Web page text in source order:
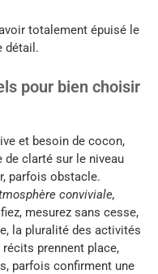
totalement épuisé le
détail.
pour bien choisir
et besoin de cocon,
de clarté sur le niveau
parfois obstacle.
conviviale,
mesurez sans cesse,
la pluralité des activités
prennent place,
parfois confirment une